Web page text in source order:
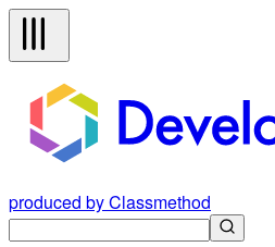
produced by Classmethod